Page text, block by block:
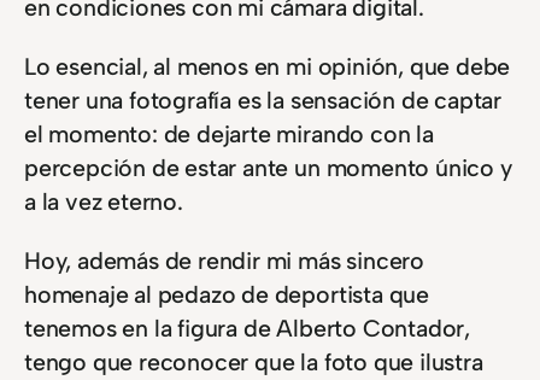
en condiciones con mi cámara digital.
Lo esencial, al menos en mi opinión, que debe
tener una fotografía es la sensación de captar
el momento: de dejarte mirando con la
percepción de estar ante un momento único y
a la vez eterno.
Hoy, además de rendir mi más sincero
homenaje al pedazo de deportista que
tenemos en la figura de Alberto Contador,
tengo que reconocer que la foto que ilustra